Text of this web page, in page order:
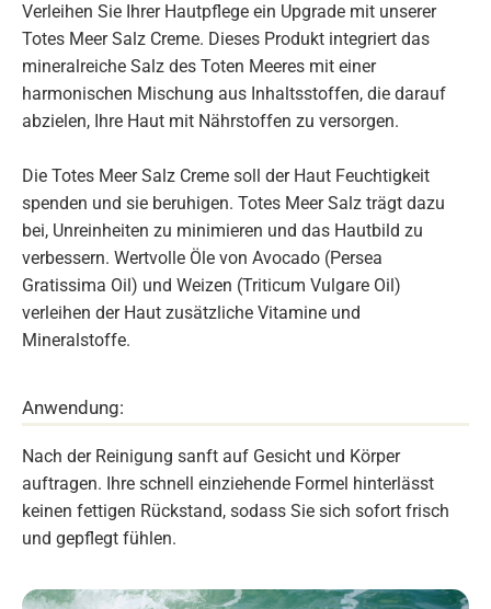
Verleihen Sie Ihrer Hautpflege ein Upgrade mit unserer
Totes Meer Salz Creme. Dieses Produkt integriert das
mineralreiche Salz des Toten Meeres mit einer
harmonischen Mischung aus Inhaltsstoffen, die darauf
abzielen, Ihre Haut mit Nährstoffen zu versorgen.
Die Totes Meer Salz Creme soll der Haut Feuchtigkeit
spenden und sie beruhigen. Totes Meer Salz trägt dazu
bei, Unreinheiten zu minimieren und das Hautbild zu
verbessern. Wertvolle Öle von Avocado (Persea
Gratissima Oil) und Weizen (Triticum Vulgare Oil)
verleihen der Haut zusätzliche Vitamine und
Mineralstoffe.
Anwendung:
Nach der Reinigung sanft auf Gesicht und Körper
auftragen. Ihre schnell einziehende Formel hinterlässt
keinen fettigen Rückstand, sodass Sie sich sofort frisch
und gepflegt fühlen.